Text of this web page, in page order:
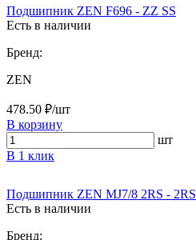
Подшипник ZEN F696 - ZZ SS
Есть в наличии
Бренд:
ZEN
478.50 ₽/шт
В корзину
шт
В 1 клик
Подшипник ZEN MJ7/8 2RS - 2RS
Есть в наличии
Бренд: